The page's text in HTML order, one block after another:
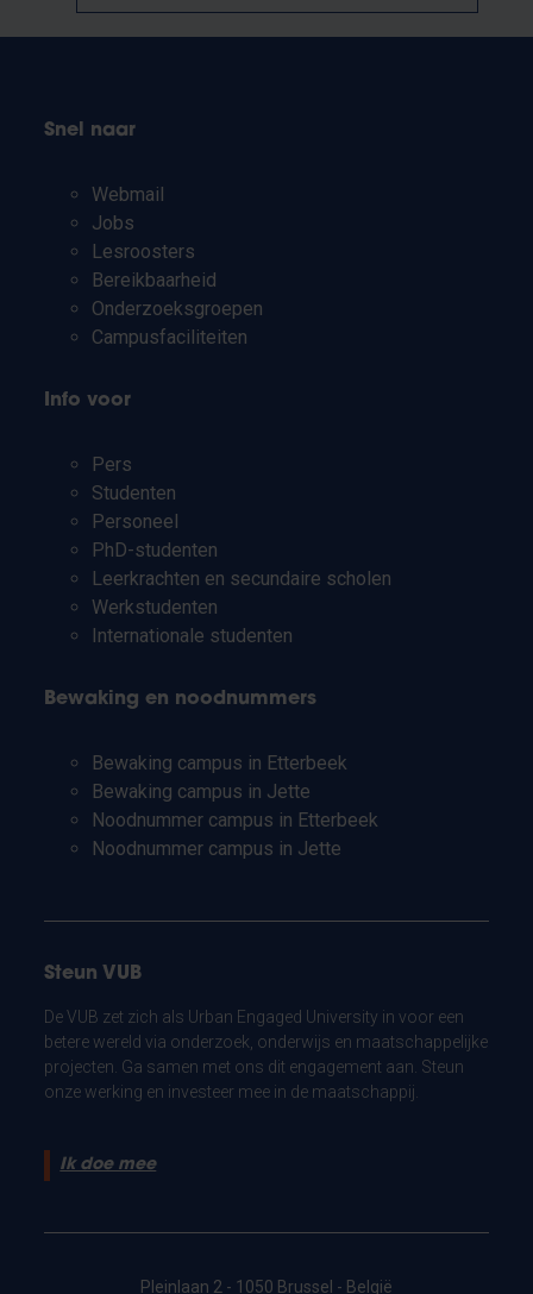
Snel naar
Webmail
Jobs
Lesroosters
Bereikbaarheid
Onderzoeksgroepen
Campusfaciliteiten
Info voor
Pers
Studenten
Personeel
PhD-studenten
Leerkrachten en secundaire scholen
Werkstudenten
Internationale studenten
Bewaking en noodnummers
Bewaking campus in Etterbeek
Bewaking campus in Jette
Noodnummer campus in Etterbeek
Noodnummer campus in Jette
Steun VUB
De VUB zet zich als Urban Engaged University in voor een
betere wereld via onderzoek, onderwijs en maatschappelijke
projecten. Ga samen met ons dit engagement aan. Steun
onze werking en investeer mee in de maatschappij.
Ik doe mee
Pleinlaan 2 - 1050 Brussel - België